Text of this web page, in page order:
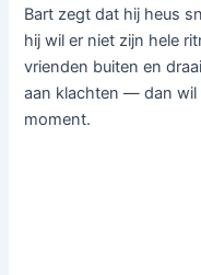
Bart zegt dat hij heus
hij wil er niet zijn hele
vrienden buiten en
aan klachten — dan wil
moment.